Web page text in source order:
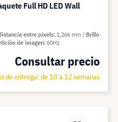
Full HD LED Wall
Consultar precio
de entrega: de 10 a 12 semanas
entre pixels 1,266 mm
Brillo
de imagen 60Hz